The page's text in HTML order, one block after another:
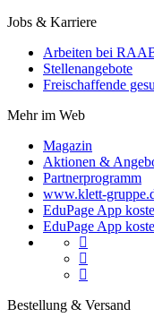
Jobs & Karriere
Arbeiten bei
Stellenangebote
Freischaffende
Mehr im Web
Magazin
Aktionen &
Partnerprogramm
www.klett-
EduPage App
EduPage App



Bestellung & Versand